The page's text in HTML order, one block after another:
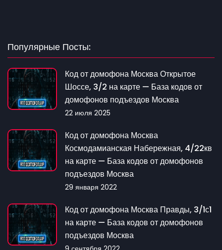
Популярные Посты:
Код от домофона Москва Открытое
Шоссе, 3/2 на карте — База кодов от
домофонов подъездов Москва
22 июля 2025
Код от домофона Москва
Космодамианская Набережная, 4/22кв
на карте — База кодов от домофонов
подъездов Москва
29 января 2022
Код от домофона Москва Правды, 3/1с1
на карте — База кодов от домофонов
подъездов Москва